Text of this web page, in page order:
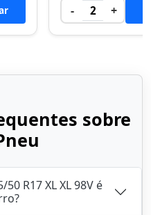
- 2 +
sobre
R17 XL XL 98V é